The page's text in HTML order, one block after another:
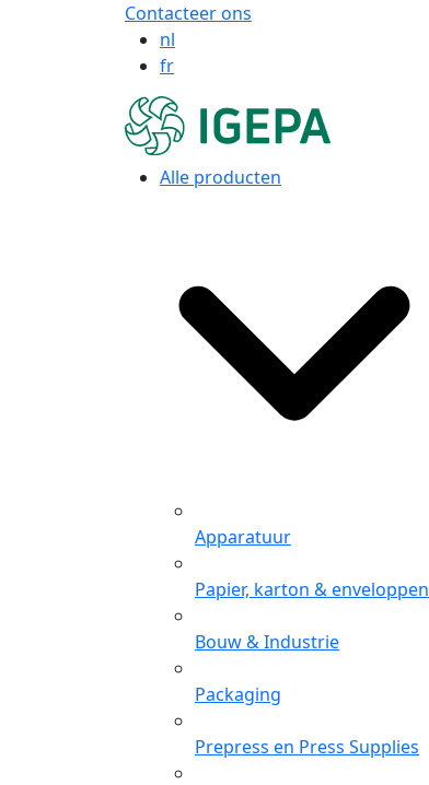
Contacteer ons
nl
fr
Alle producten
Apparatuur
Papier, karton & enveloppen
Bouw & Industrie
Packaging
Prepress en Press Supplies